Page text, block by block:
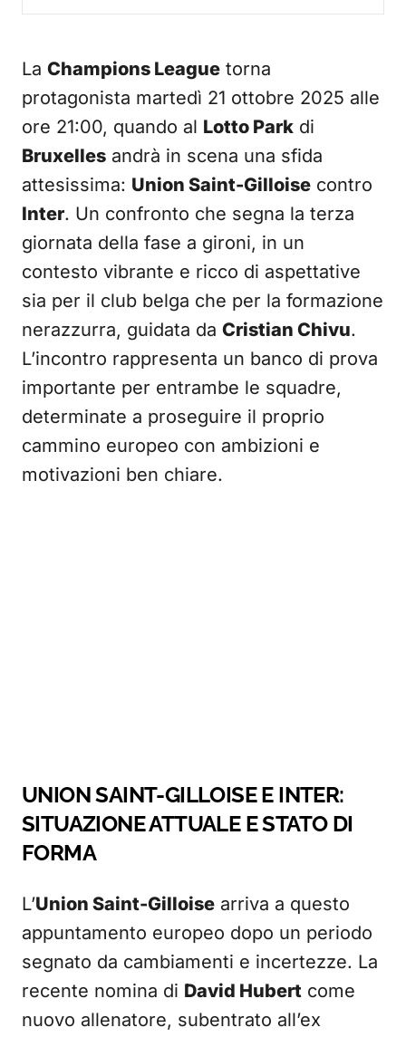
La Champions League torna
protagonista martedì 21 ottobre 2025 alle
ore 21:00, quando al Lotto Park di
Bruxelles andrà in scena una sfida
attesissima: Union Saint-Gilloise contro
Inter. Un confronto che segna la terza
giornata della fase a gironi, in un
contesto vibrante e ricco di aspettative
sia per il club belga che per la formazione
nerazzurra, guidata da Cristian Chivu.
L’incontro rappresenta un banco di prova
importante per entrambe le squadre,
determinate a proseguire il proprio
cammino europeo con ambizioni e
motivazioni ben chiare.
UNION SAINT-GILLOISE E INTER:
SITUAZIONE ATTUALE E STATO DI
FORMA
L’Union Saint-Gilloise arriva a questo
appuntamento europeo dopo un periodo
segnato da cambiamenti e incertezze. La
recente nomina di David Hubert come
nuovo allenatore, subentrato all’ex